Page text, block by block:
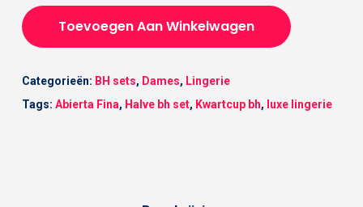
Toevoegen Aan Winkelwagen
Categorieën: BH sets, Dames, Lingerie
Tags: Abierta Fina, Halve bh set, Kwartcup bh, luxe lingerie